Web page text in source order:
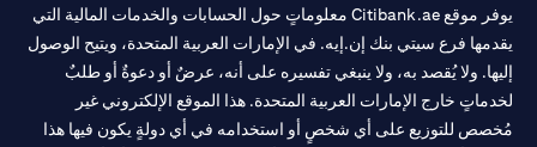
يوفر موقع Citibank.ae معلوماتٍ حول الحسابات والخدمات المالية التي
يقدمها فرع سيتي بنك إن.إيه. في الإمارات العربية المتحدة، ويتيح الوصول
إليها. ولا يُقصد به، ولا ينبغي تفسيره على أنه، عرضٌ أو دعوةٌ أو طلبٌ
لخدماتٍ خارج الإمارات العربية المتحدة. هذا الموقع الإلكتروني غير
مُخصص للتوزيع على أي شخصٍ أو استخدامه في أي دولةٍ يكون فيها هذا